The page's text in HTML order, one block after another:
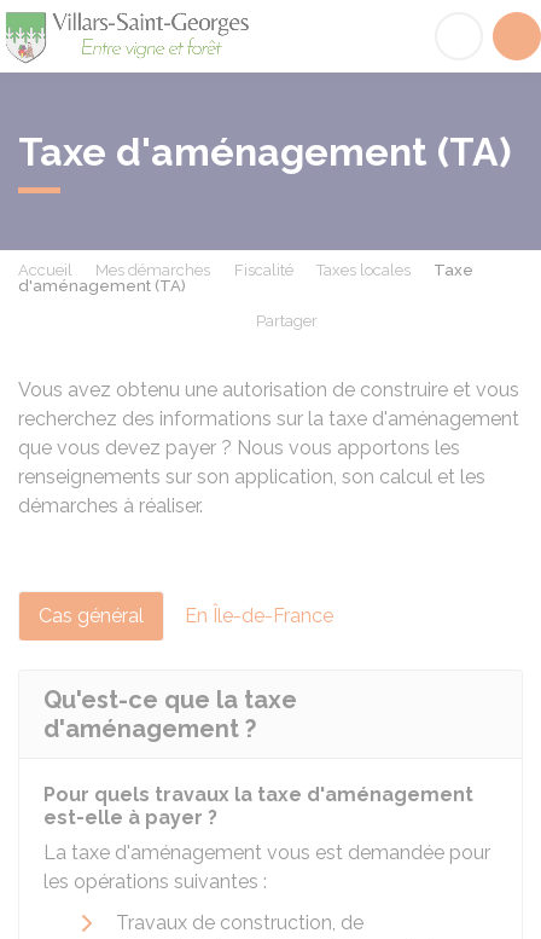
Taxe d'aménagement (TA)
Accueil Mes démarches Fiscalité Taxes locales
Taxe
d'aménagement (TA)
Partager
Vous avez obtenu une autorisation de construire et vous
recherchez des informations sur la taxe d'aménagement
que vous devez payer ? Nous vous apportons les
renseignements sur son application, son calcul et les
démarches à réaliser.
Cas général En Île-de-France
Qu'est-ce que la taxe
d'aménagement ?
Pour quels travaux la taxe d'aménagement
est-elle à payer ?
La taxe d'aménagement vous est demandée pour
les opérations suivantes :
Travaux de construction, de